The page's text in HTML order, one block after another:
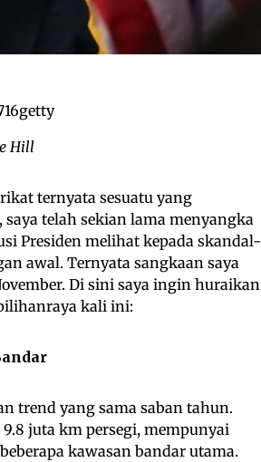
Hill
ternyata sesuatu yang
telah sekian lama menyangka
Presiden melihat kepada skandal-
awal. Ternyata sangkaan saya
Di sini saya ingin huraikan
kali ini:
trend yang sama saban tahun.
juta km persegi, mempunyai
kawasan bandar utama.